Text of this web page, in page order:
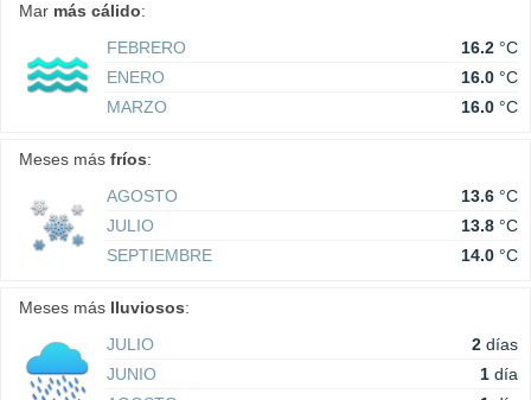
Mar más cálido:
FEBRERO
16.2 °C
ENERO
16.0 °C
MARZO
16.0 °C
Meses más fríos:
AGOSTO
13.6 °C
JULIO
13.8 °C
SEPTIEMBRE
14.0 °C
Meses más lluviosos:
JULIO
2 días
JUNIO
1 día